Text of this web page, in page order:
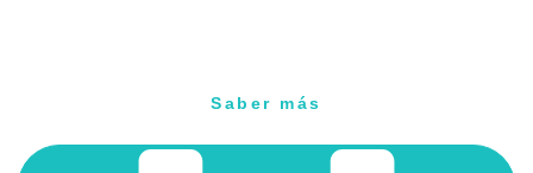
Saber más